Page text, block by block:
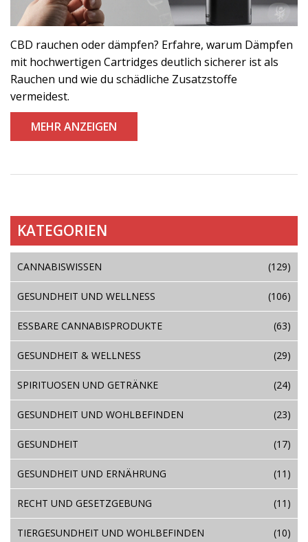
CBD rauchen oder dämpfen? Erfahre, warum Dämpfen
mit hochwertigen Cartridges deutlich sicherer ist als
Rauchen und wie du schädliche Zusatzstoffe
vermeidest.
MEHR ANZEIGEN
KATEGORIEN
CANNABISWISSEN (129)
GESUNDHEIT UND WELLNESS (106)
ESSBARE CANNABISPRODUKTE (63)
GESUNDHEIT & WELLNESS (29)
SPIRITUOSEN UND GETRÄNKE (24)
GESUNDHEIT UND WOHLBEFINDEN (23)
GESUNDHEIT (17)
GESUNDHEIT UND ERNÄHRUNG (11)
RECHT UND GESETZGEBUNG (11)
TIERGESUNDHEIT UND WOHLBEFINDEN (10)